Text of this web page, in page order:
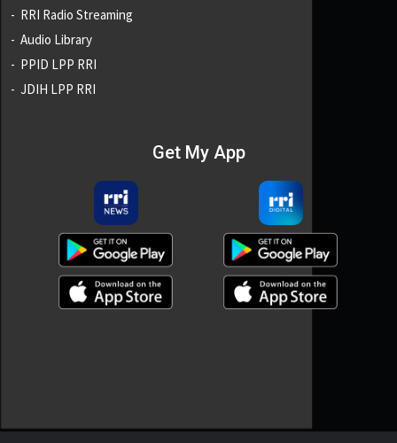
RRI Radio Streaming
Audio Library
PPID LPP RRI
JDIH LPP RRI
Get My App